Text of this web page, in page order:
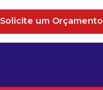
Solicite um Orçamento